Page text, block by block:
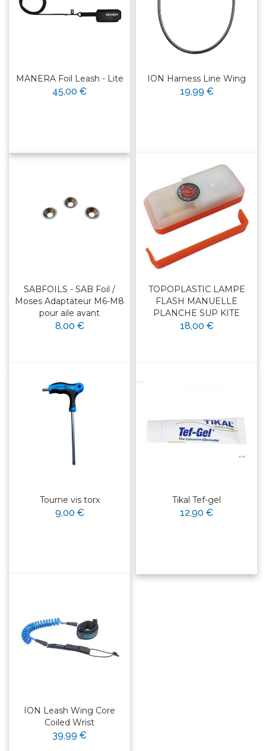
MANERA Foil Leash - Lite
45,00 €
ION Harness Line Wing
19,99 €
SABFOILS - SAB Foil /
Moses Adaptateur M6-M8
pour aile avant
8,00 €
TOPOPLASTIC LAMPE
FLASH MANUELLE
PLANCHE SUP KITE
18,00 €
Tourne vis torx
9,00 €
Tikal Tef-gel
12,90 €
ION Leash Wing Core
Coiled Wrist
39,99 €